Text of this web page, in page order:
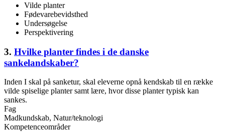
Vilde planter
Fødevarebevidsthed
Undersøgelse
Perspektivering
3. Hvilke planter findes i de danske
sankelandskaber?
Inden I skal på sanketur, skal eleverne opnå kendskab til en række
vilde spiselige planter samt lære, hvor disse planter typisk kan
sankes.
Fag
Madkundskab, Natur/teknologi
Kompetenceområder